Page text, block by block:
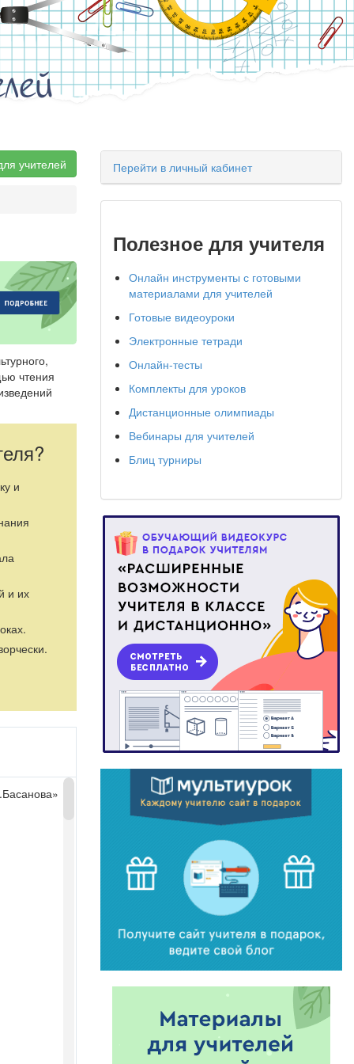
учителей
чтения
и
и их
Перейти в личный кабинет
Полезное для учителя
Онлайн инструменты с готовыми
материалами для учителей
Готовые видеоуроки
Электронные тетради
Онлайн-тесты
Комплекты для уроков
Дистанционные олимпиады
Вебинары для учителей
Блиц турниры